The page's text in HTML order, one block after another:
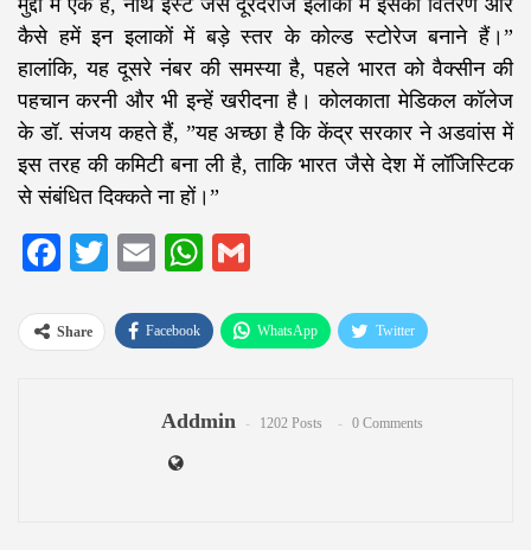
मुद्दों में एक है, नॉर्थ ईस्ट जैसे दूरदराज इलाकों में इसका वितरण और
कैसे हमें इन इलाकों में बड़े स्तर के कोल्ड स्टोरेज बनाने हैं।”
हालांकि, यह दूसरे नंबर की समस्या है, पहले भारत को वैक्सीन की
पहचान करनी और भी इन्हें खरीदना है। कोलकाता मेडिकल कॉलेज
के डॉ. संजय कहते हैं, ”यह अच्छा है कि केंद्र सरकार ने अडवांस में
इस तरह की कमिटी बना ली है, ताकि भारत जैसे देश में लॉजिस्टिक
से संबंधित दिक्कते ना हों।”
Facebook
TwitterEmailWhatsApp
Share Facebook WhatsApp Twitter
Addmin 1202 Posts 0 Comments